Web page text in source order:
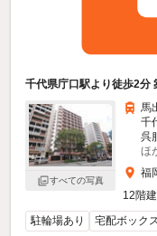
千代県庁口駅より徒歩2分
すべての写真
馬
千
呉
ほ
福
12階
駐輪場あり
宅配ボック